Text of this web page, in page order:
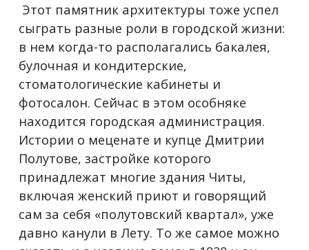
Этот памятник архитектуры тоже успел
сыграть разные роли в городской жизни:
в нем когда-то располагались бакалея,
булочная и кондитерские,
стоматологические кабинеты и
фотосалон. Сейчас в этом особняке
находится городская администрация.
Истории о меценате и купце Дмитрии
Полутове, застройке которого
принадлежат многие здания Читы,
включая женский приют и говорящий
сам за себя «полутовский квартал», уже
давно канули в Лету. То же самое можно